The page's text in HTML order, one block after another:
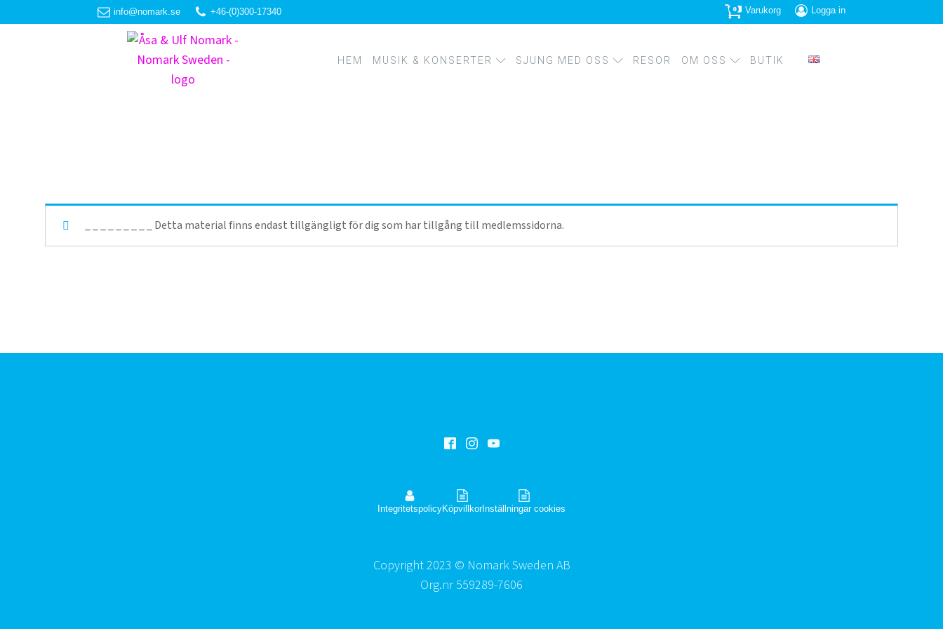
info@nomark.se +46-(0)300-17340 0 Varukorg Logga in
HEM MUSIK & KONSERTER SJUNG MED OSS RESOR OM OSS BUTIK
_ _ _ _ _ _ _ _ _ Detta material finns endast tillgängligt för dig som har tillgång till medlemssidorna.
IntegritetspolicyKöpvillkorInställningar cookies
Copyright 2023 © Nomark Sweden AB
Org.nr 559289-7606